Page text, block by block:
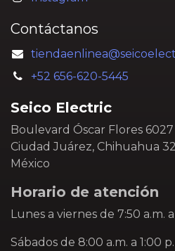
Contáctanos
+52 656-620-5445
Seico Electric
Boulevard Óscar Flores 6027
Ciudad Juárez, Chihuahua
México
Horario de atención
Lunes a viernes de 7:50 a.m.
Sábados de 8:00 a.m. a 1:00